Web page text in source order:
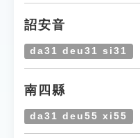
詔安音
da31 deu31 si31
南四縣
da31 deu55 xi55